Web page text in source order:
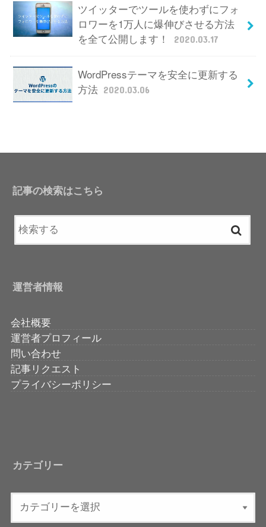
ツイッターでツールを使わずにフォ
ロワーを1万人に爆伸びさせる方法
を全て公開します！
2020.03.17
WordPressテーマを安全に更新する
方法 2020.03.06
記事の検索はこちら
運営者情報
会社概要
運営者プロフィール
問い合わせ
記事リクエスト
プライバシーポリシー
カテゴリー